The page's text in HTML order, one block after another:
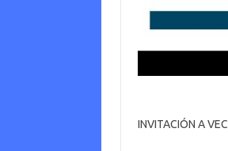
INVITACIÓN A